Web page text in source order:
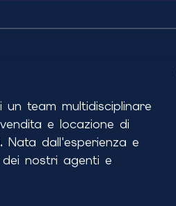
un team multidisciplinare
e locazione di
Nata dall'esperienza e
nostri agenti e